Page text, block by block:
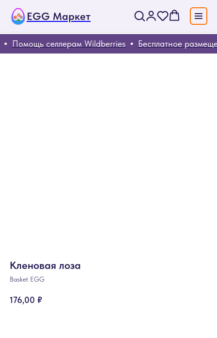
EGG Маркет
Помощь селлерам Wildberries Бесплатное
Кленовая лоза
Basket EGG
176,00 ₽